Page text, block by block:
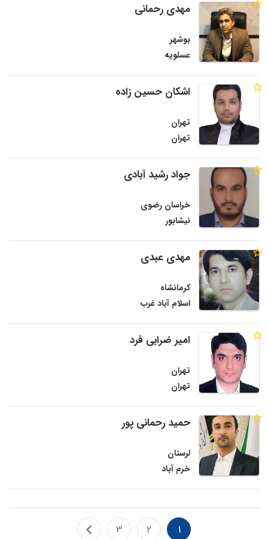
مهدی رحمانی
بوشهر
عسلویه
اشکان حسین زاده
تهران
تهران
جواد رشید آبادی
خراسان رضوی
نیشابور
مهدی عبدی
کرمانشاه
اسلام آباد غرب
امیر ضرابی فرد
تهران
تهران
حمید رحمانی پور
لرستان
خرم آباد
1
2
3